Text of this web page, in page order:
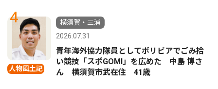
4
人物風土記
横須賀・三浦
2026.07.31
青年海外協力隊員としてボリビアでごみ拾
い競技「スポGOMI」を広めた 中島 博さ
ん 横須賀市武在住 41歳